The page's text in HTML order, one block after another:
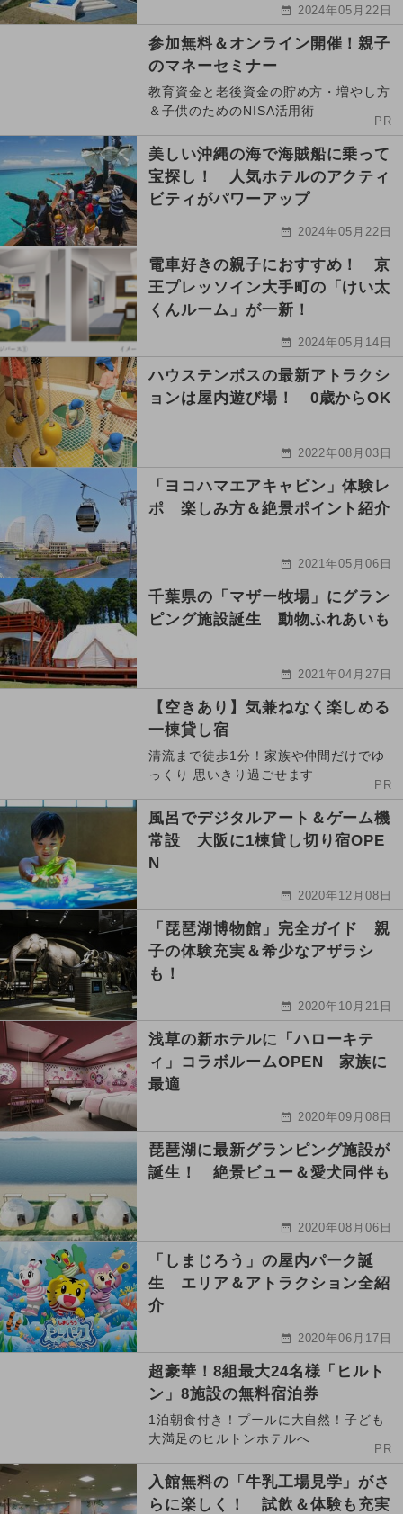
2024年05月22日
参加無料＆オンライン開催！親子
のマネーセミナー
教育資金と老後資金の貯め方・増やし方
＆子供のためのNISA活用術
PR
美しい沖縄の海で海賊船に乗って
宝探し！ 人気ホテルのアクティ
ビティがパワーアップ
2024年05月22日
電車好きの親子におすすめ！ 京
王プレッソイン大手町の「けい太
くんルーム」が一新！
2024年05月14日
ハウステンボスの最新アトラクシ
ョンは屋内遊び場！ 0歳からOK
2022年08月03日
「ヨコハマエアキャビン」体験レ
ポ 楽しみ方＆絶景ポイント紹介
2021年05月06日
千葉県の「マザー牧場」にグラン
ピング施設誕生 動物ふれあいも
2021年04月27日
【空きあり】気兼ねなく楽しめる
一棟貸し宿
清流まで徒歩1分！家族や仲間だけでゆ
っくり 思いきり過ごせます
PR
風呂でデジタルアート＆ゲーム機
常設 大阪に1棟貸し切り宿OPE
N
2020年12月08日
「琵琶湖博物館」完全ガイド 親
子の体験充実＆希少なアザラシ
も！
2020年10月21日
浅草の新ホテルに「ハローキテ
ィ」コラボルームOPEN 家族に
最適
2020年09月08日
琵琶湖に最新グランピング施設が
誕生！ 絶景ビュー＆愛犬同伴も
2020年08月06日
「しまじろう」の屋内パーク誕
生 エリア＆アトラクション全紹
介
2020年06月17日
超豪華！8組最大24名様「ヒルト
ン」8施設の無料宿泊券
1泊朝食付き！プールに大自然！子ども
大満足のヒルトンホテルへ
PR
入館無料の「牛乳工場見学」がさ
らに楽しく！ 試飲＆体験も充実